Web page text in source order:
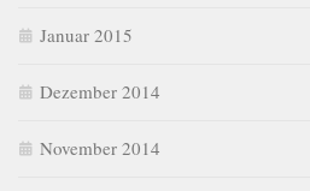
Januar 2015
Dezember 2014
November 2014